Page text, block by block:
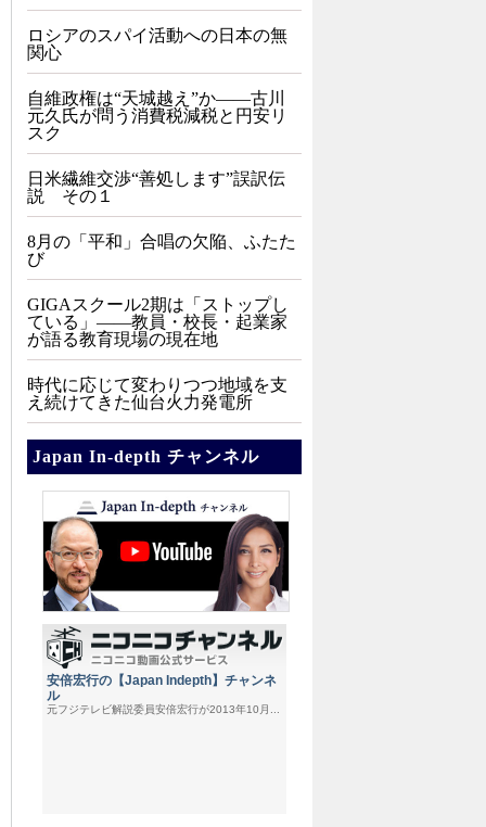
ロシアのスパイ活動への日本の無
関心
自維政権は“天城越え”か――古川
元久氏が問う消費税減税と円安リ
スク
日米繊維交渉“善処します”誤訳伝
説 その１
8月の「平和」合唱の欠陥、ふたた
び
GIGAスクール2期は「ストップし
ている」——教員・校長・起業家
が語る教育現場の現在地
時代に応じて変わりつつ地域を支
え続けてきた仙台火力発電所
Japan In-depth チャンネル